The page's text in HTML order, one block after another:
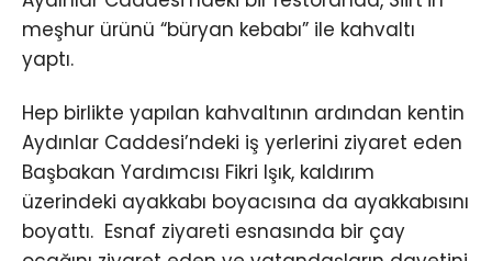
meşhur ürünü “büryan kebabı” ile kahvaltı
yaptı.
Hep birlikte yapılan kahvaltının ardından kentin
Aydınlar Caddesi’ndeki iş yerlerini ziyaret eden
Başbakan Yardımcısı Fikri Işık, kaldırım
üzerindeki ayakkabı boyacısına da ayakkabısını
boyattı. Esnaf ziyareti esnasında bir çay